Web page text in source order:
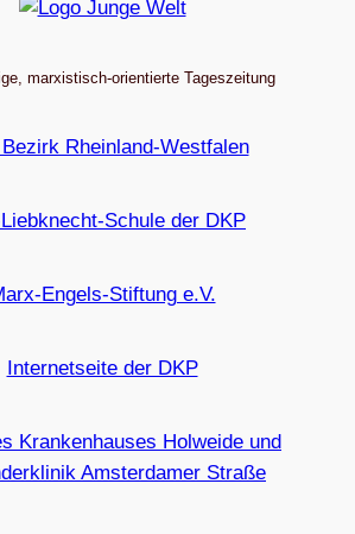
marxistisch-orientierte Tageszeitung
Bezirk Rheinland-Westfalen
Schule der DKP
Engels-Stiftung e.V.
Internetseite der DKP
Krankenhauses Holweide und
Amsterdamer Straße